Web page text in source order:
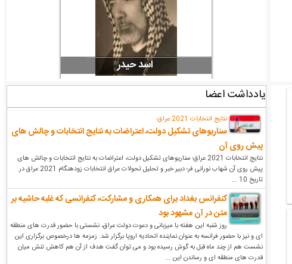
یادداشت اعضا
نتایج انتخابات 2021 عراق؛
سناریوهای تشکیل دولت، اعتراضات به نتایج انتخابات و چالش های
پیش روی آن
نتایج انتخابات 2021 عراق؛ سناریوهای تشکیل دولت، اعتراضات به نتایج انتخابات و چالش های
پیش روی آن شهاب نورانی فر؛ دبیر خبر و تحلیل تحولات عراق انتخابات زودهنگام 2021 عراق در
تاریخ 10 ...
کنفرانس بغداد برای همکاری و مشارکت، کنفرانسی که غلبه حاشیه بر
متن در آن مشهود بود
روز شنبه این هفته با میزبانی و دعوت دولت عراق، نشستی با حضور قدرت های منطقه
ای و نیز با حضور فرانسه به عنوان نماینده اتحادیه اروپا برگزار شد. زمزمه ها درخصوص برگزاری این
نشست هم از چند ماه قبل به گوش رسیده بود و می توان گفت هدف از آن هم کاهش تنش میان
قدرت های منطقه ای و رساندن این ...